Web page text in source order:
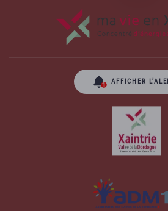
AFFICHER